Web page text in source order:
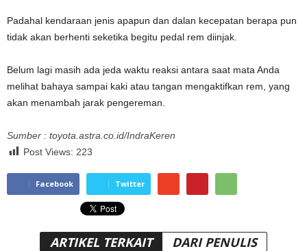
Padahal kendaraan jenis apapun dan dalan kecepatan berapa pun
tidak akan berhenti seketika begitu pedal rem diinjak.
Belum lagi masih ada jeda waktu reaksi antara saat mata Anda
melihat bahaya sampai kaki atau tangan mengaktifkan rem, yang
akan menambah jarak pengereman.
Sumber : toyota.astra.co.id/IndraKeren
Post Views: 223
Facebook Twitter
ARTIKEL TERKAIT DARI PENULIS